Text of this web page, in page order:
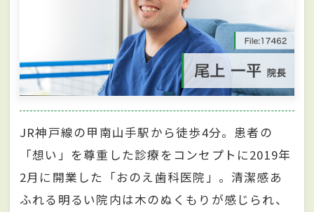
JR神戸線の甲南山手駅から徒歩4分。患者の
「想い」を尊重した診療をコンセプトに2019年
2月に開業した「おのえ歯科医院」。清潔感あ
ふれる明るい院内は木のぬくもりが感じられ、